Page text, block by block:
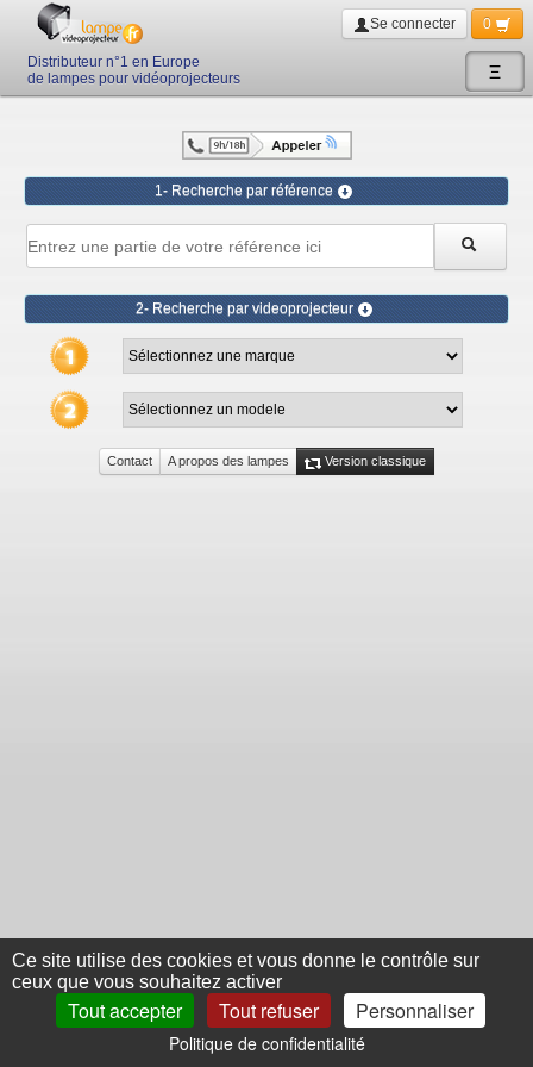
Ξ
Distributeur n°1 en Europe
de lampes pour vidéoprojecteurs
Se connecter 0
1- Recherche par référence
2- Recherche par videoprojecteur
Contact A propos des lampes Version classique
Ce site utilise des cookies et vous donne le contrôle sur
ceux que vous souhaitez activer
Tout accepter Tout refuser Personnaliser
Politique de confidentialité